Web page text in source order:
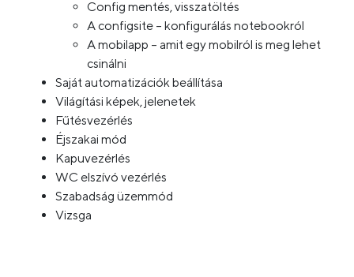
Config mentés, visszatöltés
A configsite – konfigurálás notebookról
A mobilapp – amit egy mobilról is meg lehet
csinálni
Saját automatizációk beállítása
Világítási képek, jelenetek
Fűtésvezérlés
Éjszakai mód
Kapuvezérlés
WC elszívó vezérlés
Szabadság üzemmód
Vizsga